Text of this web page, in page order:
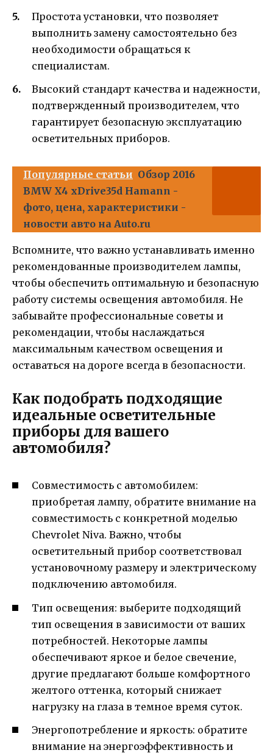
Простота установки, что позволяет
выполнить замену самостоятельно без
необходимости обращаться к
специалистам.
Высокий стандарт качества и надежности,
подтвержденный производителем, что
гарантирует безопасную эксплуатацию
осветительных приборов.
Популярные статьи Обзор 2016
BMW X4 xDrive35d Hamann -
фото, цена, характеристики -
новости авто на Auto.ru
Вспомните, что важно устанавливать именно
рекомендованные производителем лампы,
чтобы обеспечить оптимальную и безопасную
работу системы освещения автомобиля. Не
забывайте профессиональные советы и
рекомендации, чтобы наслаждаться
максимальным качеством освещения и
оставаться на дороге всегда в безопасности.
Как подобрать подходящие
идеальные осветительные
приборы для вашего
автомобиля?
Совместимость с автомобилем:
приобретая лампу, обратите внимание на
совместимость с конкретной моделью
Chevrolet Niva. Важно, чтобы
осветительный прибор соответствовал
установочному размеру и электрическому
подключению автомобиля.
Тип освещения: выберите подходящий
тип освещения в зависимости от ваших
потребностей. Некоторые лампы
обеспечивают яркое и белое свечение,
другие предлагают больше комфортного
желтого оттенка, который снижает
нагрузку на глаза в темное время суток.
Энергопотребление и яркость: обратите
внимание на энергоэффективность и